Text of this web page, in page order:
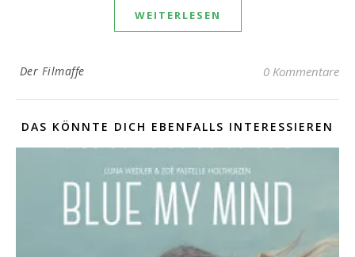
WEITERLESEN
Der Filmaffe 0 Kommentare
DAS KÖNNTE DICH EBENFALLS INTERESSIEREN